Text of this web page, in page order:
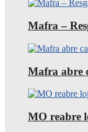
Mafra –
Mafra abre
MO reabre